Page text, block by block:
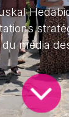
du média